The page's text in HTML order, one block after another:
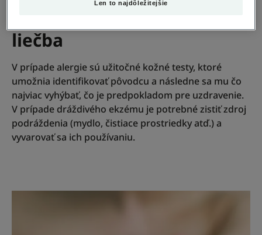
liečba
V prípade alergie sú užitočné kožné testy, ktoré
umožnia identifikovať pôvodcu a následne sa mu čo
najviac vyhýbať, čo je predpokladom pre uzdravenie.
V prípade dráždivého ekzému je potrebné zistiť zdroj
podráždenia (mydlo, čistiace prostriedky atď.) a
vyvarovať sa ich používaniu.
Len to najdôležitejšie